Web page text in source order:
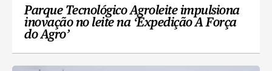
Parque Tecnológico Agroleite impulsiona
inovação no leite na ‘Expedição A Força
do Agro’